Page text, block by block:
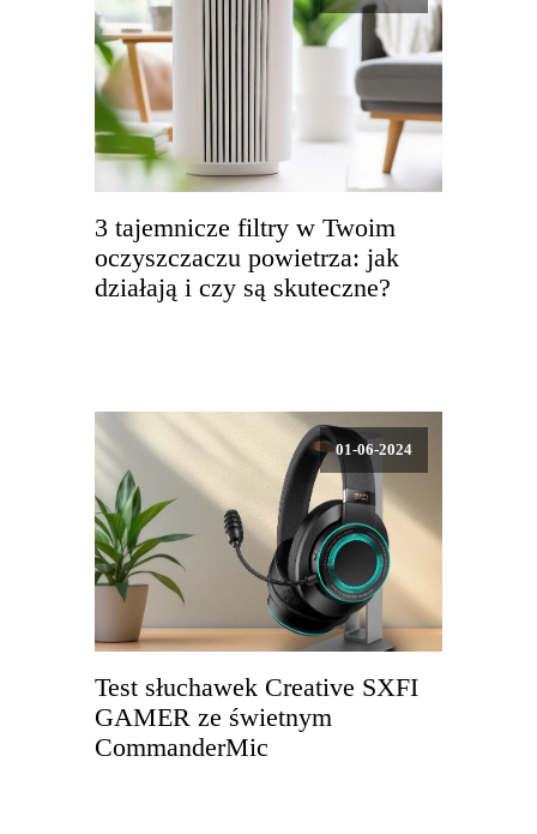
3 tajemnicze filtry w Twoim
oczyszczaczu powietrza: jak
działają i czy są skuteczne?
01-06-2024
Test słuchawek Creative SXFI
GAMER ze świetnym
CommanderMic